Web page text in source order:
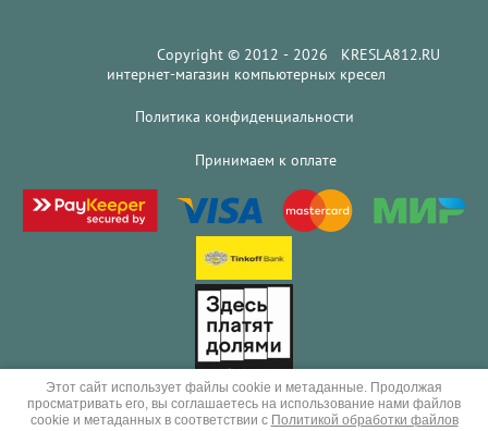
Copyright © 2012 - 2026 KRESLA812.RU
интернет-магазин компьютерных кресел
Политика конфиденциальности
Принимаем к оплате
Этот сайт использует файлы cookie и метаданные. Продолжая
просматривать его, вы соглашаетесь на использование нами файлов
cookie и метаданных в соответствии с Политикой обработки файлов